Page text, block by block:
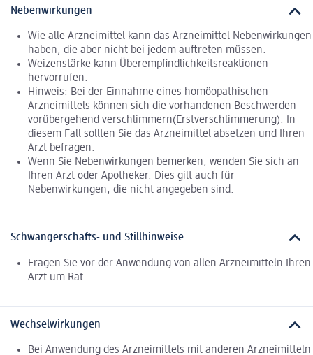
Nebenwirkungen
Wie alle Arzneimittel kann das Arzneimittel Nebenwirkungen
haben, die aber nicht bei jedem auftreten müssen.
Weizenstärke kann Überempfindlichkeitsreaktionen
hervorrufen.
Hinweis: Bei der Einnahme eines homöopathischen
Arzneimittels können sich die vorhandenen Beschwerden
vorübergehend verschlimmern(Erstverschlimmerung). In
diesem Fall sollten Sie das Arzneimittel absetzen und Ihren
Arzt befragen.
Wenn Sie Nebenwirkungen bemerken, wenden Sie sich an
Ihren Arzt oder Apotheker. Dies gilt auch für
Nebenwirkungen, die nicht angegeben sind.
Schwangerschafts- und Stillhinweise
Fragen Sie vor der Anwendung von allen Arzneimitteln Ihren
Arzt um Rat.
Wechselwirkungen
Bei Anwendung des Arzneimittels mit anderen Arzneimitteln